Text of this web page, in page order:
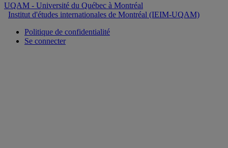
UQAM - Université du Québec à Montréal
Institut d'études internationales de Montréal (IEIM-UQAM)
Politique de confidentialité
Se connecter